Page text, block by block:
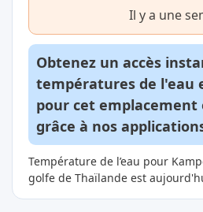
Il y a une
Obtenez un accès
températures de l'eau
pour cet
grâce à nos
Température de l’eau pour
golfe de Thaïlande est